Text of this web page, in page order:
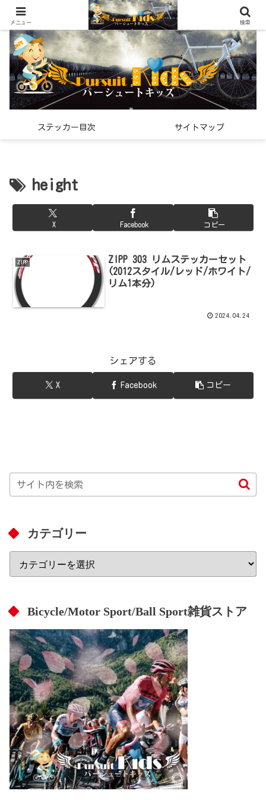
世界中で見つけた「希少なスポーツ雑貨」の紹介メディア
ステッカー目次 サイトマップ
height
X Facebook コピー
ZIPP
ZIPP 303 リムステッカーセット
(2012スタイル/レッド/ホワイト/
リム1本分)
2024.04.24
シェアする
X Facebook コピー
カテゴリー
Bicycle/Motor Sport/Ball Sport雑貨ストア
メニュー 検索